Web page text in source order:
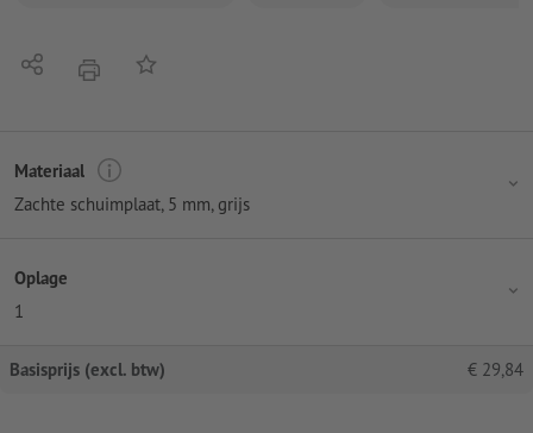
Delen afdrukkenOp de lijst
Materiaal
Zachte schuimplaat, 5 mm, grijs
Oplage
1
Basisprijs (excl. btw) € 29,84